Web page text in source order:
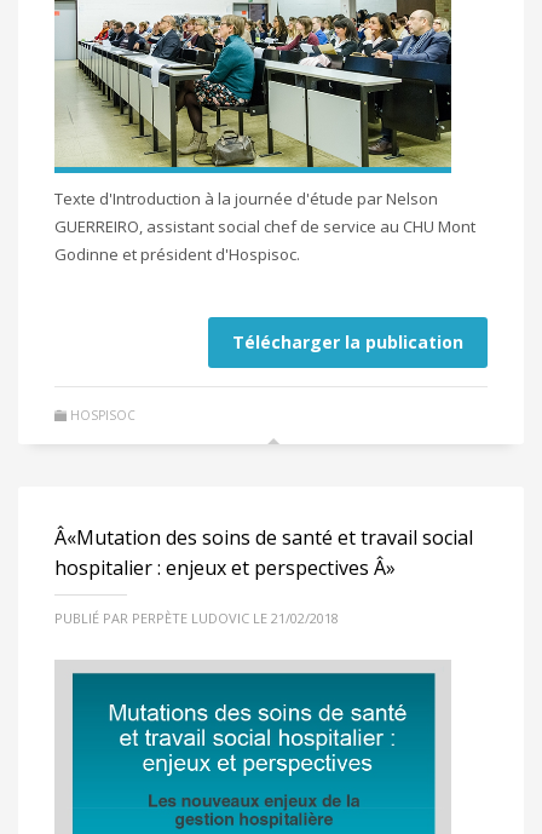
Texte d'Introduction à la journée d'étude par Nelson
GUERREIRO, assistant social chef de service au CHU Mont
Godinne et président d'Hospisoc.
Télécharger la publication
HOSPISOC
Â«Mutation des soins de santé et travail social
hospitalier : enjeux et perspectives Â»
PUBLIÉ PAR PERPÈTE LUDOVIC LE 21/02/2018